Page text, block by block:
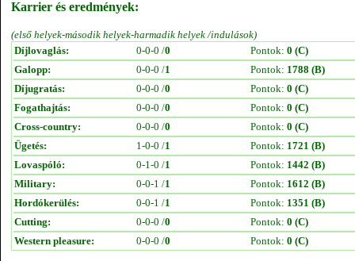
Karrier és eredmények:
(első helyek-második helyek-harmadik helyek /indulások)
Díjlovaglás:
0-0-0 /0 Pontok: 0 (C)
Galopp:
0-0-0 /1 Pontok: 1788 (B)
Díjugratás:
0-0-0 /0 Pontok: 0 (C)
Fogathajtás:
0-0-0 /0 Pontok: 0 (C)
Cross-country:
0-0-0 /0 Pontok: 0 (C)
Ügetés:
1-0-0 /1 Pontok: 1721 (B)
Lovaspóló:
0-1-0 /1 Pontok: 1442 (B)
Military:
0-0-1 /1 Pontok: 1612 (B)
Hordókerülés:
0-0-1 /1 Pontok: 1351 (B)
Cutting:
0-0-0 /0 Pontok: 0 (C)
Western pleasure:
0-0-0 /0 Pontok: 0 (C)